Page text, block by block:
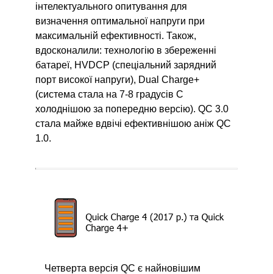
інтелектуального опитування для
визначення оптимальної напруги при
максимальній ефективності. Також,
вдосконалили: технологію в збереженні
батареї, HVDCP (спеціальний зарядний
порт високої напруги), Dual Charge+
(система стала на 7-8 градусів C
холоднішою за попередню версію). QC 3.0
стала майже вдвічі ефективнішою аніж QC
1.0.
Четверта версія QC є найновішим